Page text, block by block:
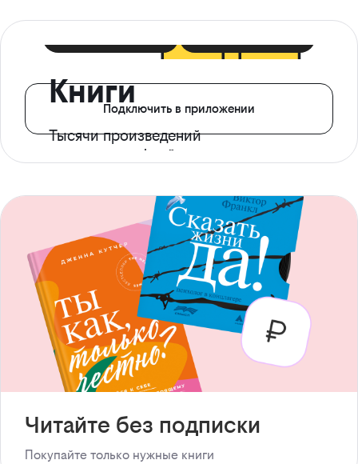
Книги
Тысячи произведений
с доступом офлайн
Подключить в приложении
Читайте без подписки
Покупайте только нужные книги